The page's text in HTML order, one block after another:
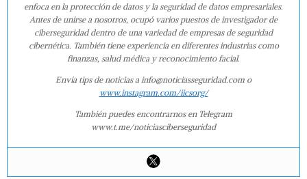
enfoca en la protección de datos y la seguridad de datos empresariales.
Antes de unirse a nosotros, ocupó varios puestos de investigador de
ciberseguridad dentro de una variedad de empresas de seguridad
cibernética. También tiene experiencia en diferentes industrias como
finanzas, salud médica y reconocimiento facial.
Envía tips de noticias a info@noticiasseguridad.com o
www.instagram.com/iicsorg/
También puedes encontrarnos en Telegram
www.t.me/noticiasciberseguridad